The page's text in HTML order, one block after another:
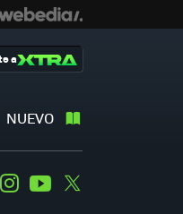
NUEVO
a
InstagramYoutube